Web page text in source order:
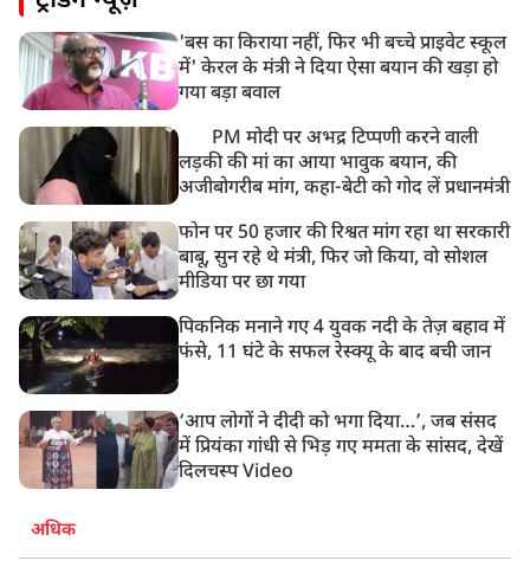
8:50 AM
बसपा के इकलौते विधायक उमाशंकर सिंह का देर रात निधन,
आज बलिया में होगा अंतिम संस्कार
'बस का किराया नहीं, फिर भी बच्चे प्राइवेट स्कूल
में' केरल के मंत्री ने दिया ऐसा बयान की खड़ा हो
गया बड़ा बवाल
PM मोदी पर अभद्र टिप्पणी करने वाली
लड़की की मां का आया भावुक बयान, की
अजीबोगरीब मांग, कहा-बेटी को गोद लें प्रधानमंत्री
फोन पर 50 हजार की रिश्वत मांग रहा था सरकारी
बाबू, सुन रहे थे मंत्री, फिर जो किया, वो सोशल
मीडिया पर छा गया
पिकनिक मनाने गए 4 युवक नदी के तेज़ बहाव में
फंसे, 11 घंटे के सफल रेस्क्यू के बाद बची जान
‘आप लोगों ने दीदी को भगा दिया…’, जब संसद
में प्रियंका गांधी से भिड़ गए ममता के सांसद, देखें
दिलचस्प Video
अधिक